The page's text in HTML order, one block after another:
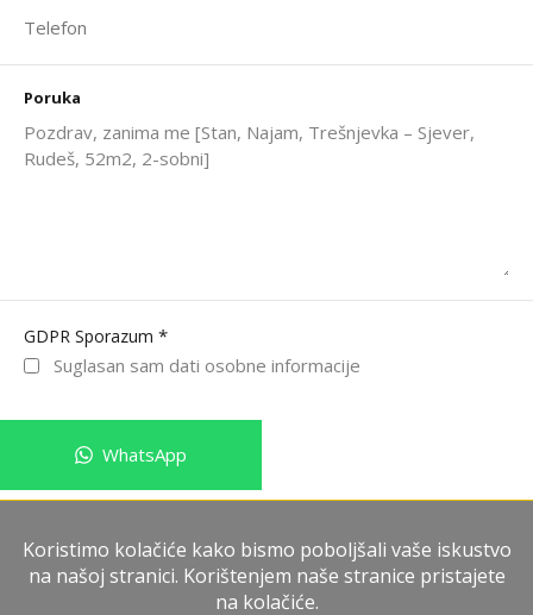
Poruka
GDPR Sporazum *
Suglasan sam dati osobne informacije
WhatsApp